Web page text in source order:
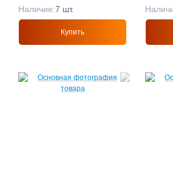
Наличие:7 шт.
Купить